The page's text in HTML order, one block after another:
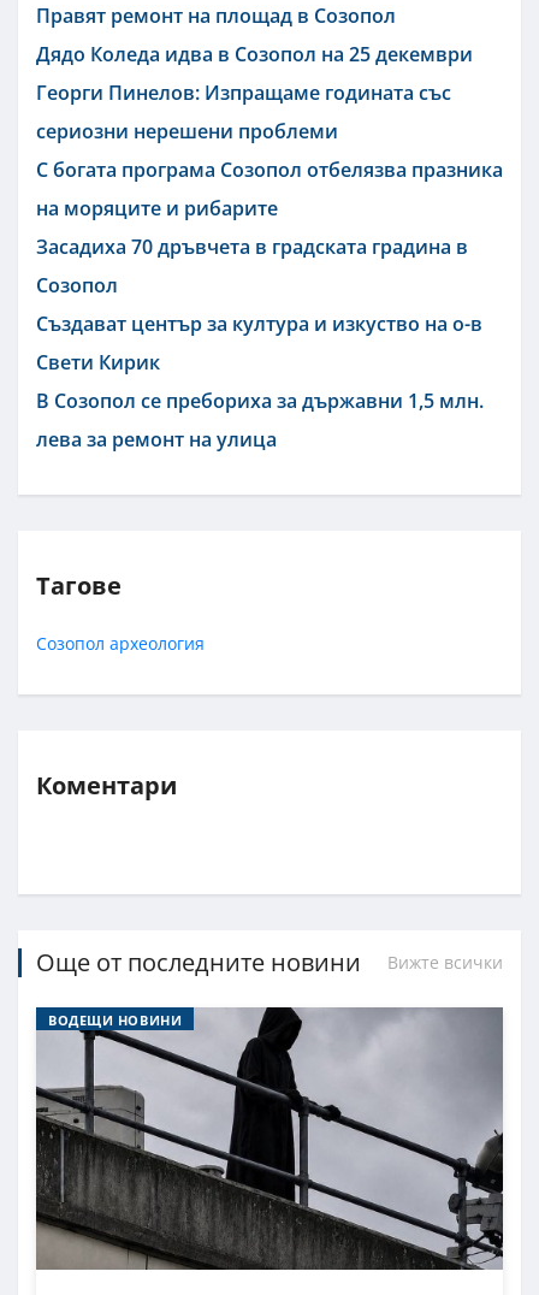
Правят ремонт на площад в Созопол
Дядо Коледа идва в Созопол на 25 декември
Георги Пинелов: Изпращаме годината със
сериозни нерешени проблеми
С богата програма Созопол отбелязва празника
на моряците и рибарите
Засадиха 70 дръвчета в градската градина в
Созопол
Създават център за култура и изкуство на о-в
Свети Кирик
В Созопол се пребориха за държавни 1,5 млн.
лева за ремонт на улица
Тагове
Созопол археология
Коментари
Още от последните новини Вижте всички
ВОДЕЩИ НОВИНИ